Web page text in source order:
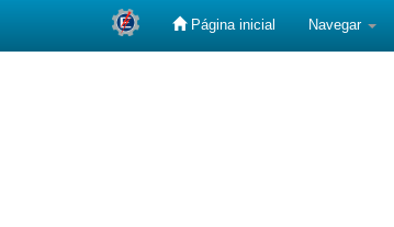
Página inicial Navegar